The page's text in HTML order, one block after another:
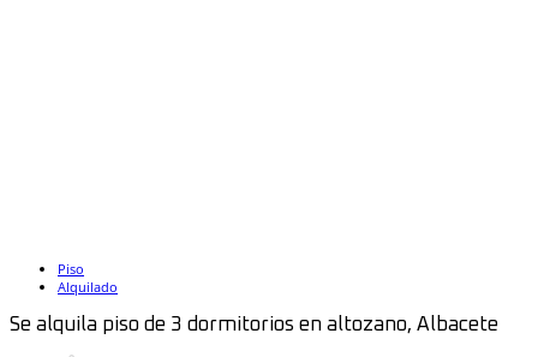
Piso
Alquilado
Se alquila piso de 3 dormitorios en altozano, Albacete